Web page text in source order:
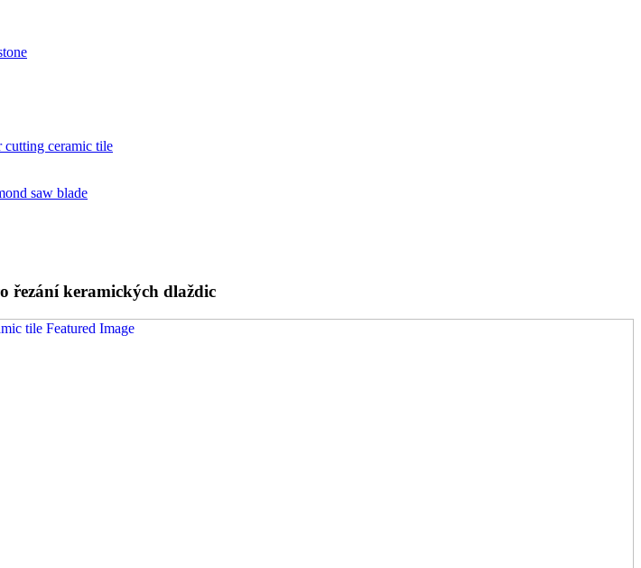
řezání keramických dlaždic